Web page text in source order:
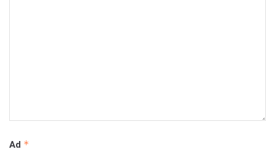
Ad *